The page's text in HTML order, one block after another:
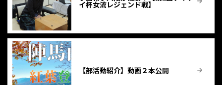
イ杯女流レジェンド戦】
【部活動紹介】動画２本公開